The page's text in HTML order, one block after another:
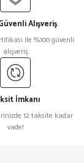
Alışveriş
ile %100 güvenli
alışveriş
İmkanı
12 taksite kadar
vade!